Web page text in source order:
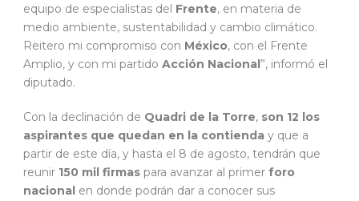
equipo de especialistas del Frente, en materia de
medio ambiente, sustentabilidad y cambio climático.
Reitero mi compromiso con México, con el Frente
Amplio, y con mi partido Acción Nacional”, informó el
diputado.
Con la declinación de Quadri de la Torre, son 12 los
aspirantes que quedan en la contienda y que a
partir de este día, y hasta el 8 de agosto, tendrán que
reunir 150 mil firmas para avanzar al primer foro
nacional en donde podrán dar a conocer sus